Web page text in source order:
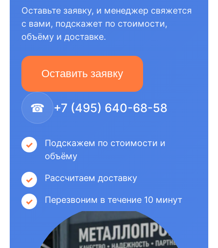
Оставьте заявку, и менеджер свяжется
с вами, подскажет по стоимости,
объёму и доставке.
Оставить заявку
☎ +7 (495) 640-68-58
Подскажем по стоимости и
объёму
Рассчитаем доставку
Перезвоним в течение 10 минут